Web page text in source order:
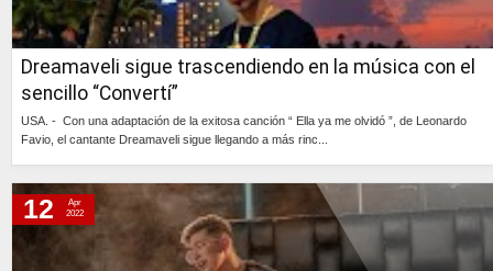
Dreamaveli sigue trascendiendo en la música con el
sencillo “Convertí”
USA. - Con una adaptación de la exitosa canción “ Ella ya me olvidó ”, de Leonardo
Favio, el cantante Dreamaveli sigue llegando a más rinc...
12
Apr
2022